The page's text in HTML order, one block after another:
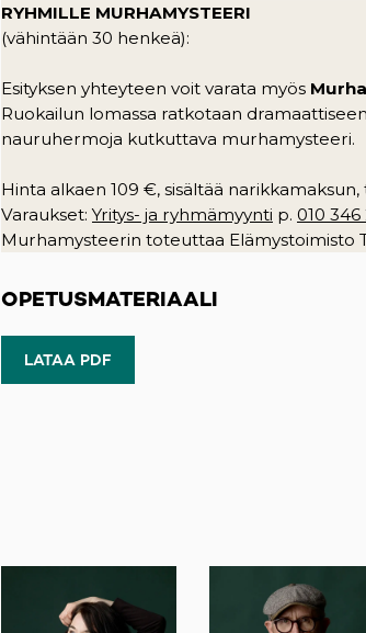
RYHMILLE MURHAMYSTEERI
(vähintään 30 henkeä):
Esityksen yhteyteen voit varata myös
Ruokailun lomassa ratkotaan
nauruhermoja kutkuttava murhamysteeri.
Hinta alkaen 109 €, sisältää
Varaukset:Yritys- ja ryhmämyynti p. 010 346
Murhamysteerin toteuttaa Elämystoimisto
OPETUSMATERIAALI
LATAA PDF